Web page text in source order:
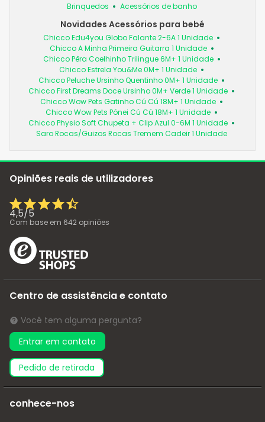
Brinquedos Acessórios de banho
Novidades Acessórios para bebé
Chicco Edu4you Globo Falante 2-6A 1 Unidade
Chicco A Minha Primeira Guitarra 1 Unidade
Chicco Pêra Coelhinho Trilingue 6M+ 1 Unidade
Chicco Estrela You&Me 0M+ 1 Unidade
Chicco Peluche Ursinho Quentinho 0M+ 1 Unidade
Chicco First Dreams Doce Ursinho 0M+ Verde 1 Unidade
Chicco Wow Pets Gatinho Cú Cú 18M+ 1 Unidade
Chicco Wow Pets Pónei Cú Cú 18M+ 1 Unidade
Chicco Physio Soft Chupeta + Clip Azul 0-6M 1 Unidade
Saro Rocas/Guizos Rocas Tremem Cadeir 1 Unidade
Opiniões reais de utilizadores
4,5/5
Com base em 642 opiniões
Centro de assistência e contato
Você tem alguma pergunta?
Entrar em contato
pedido de retirada
conhece-nos